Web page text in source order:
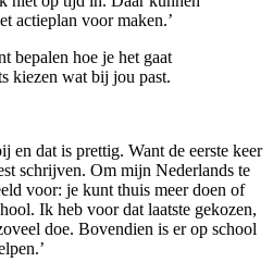
actieplan voor maken.’
bepalen hoe je het gaat
kiezen wat bij jou past.
en dat is prettig. Want de eerste keer
schrijven. Om mijn Nederlands te
voor: je kunt thuis meer doen of
Ik heb voor dat laatste gekozen,
doe. Bovendien is er op school